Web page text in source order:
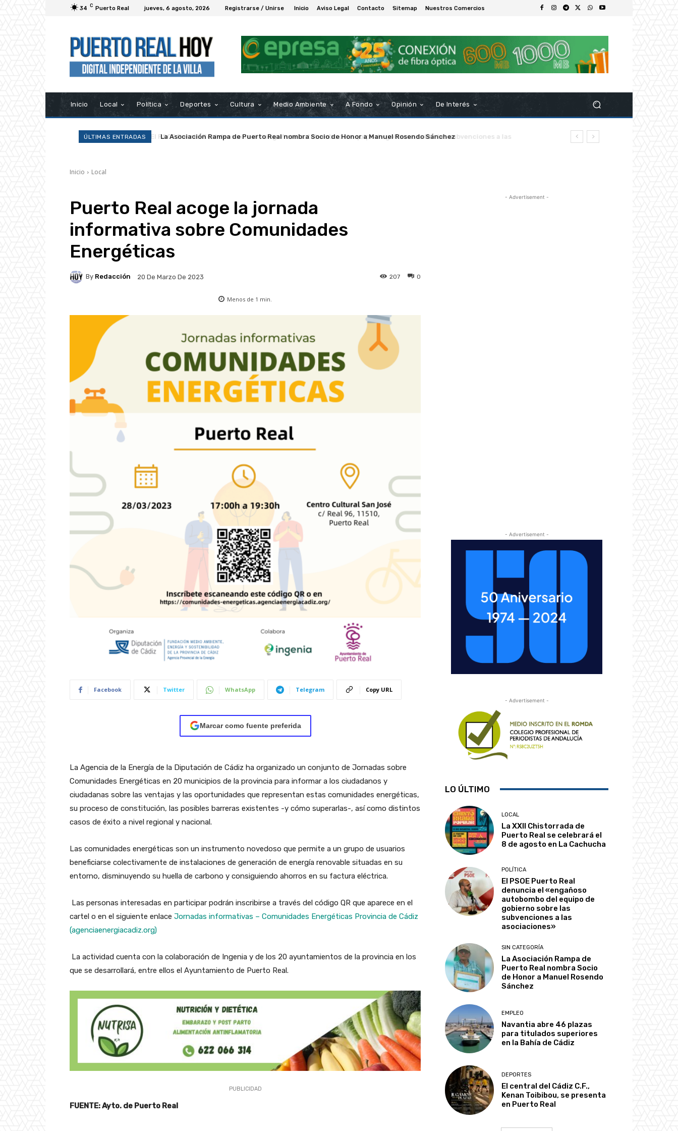
34 C Puerto Real jueves, 6 agosto, 2026 Registrarse / Unirse Inicio Aviso Legal Contacto Sitemap Nuestros Comercios
Inicio Local Política Deportes Cultura Medio Ambiente A Fondo Opinión De Interés
ÚLTIMAS ENTRADAS La Asociación Rampa de Puerto Real nombra Socio de Honor a Manuel Rosendo Sánchez
Inicio Local
Puerto Real acoge la jornada
informativa sobre Comunidades
Energéticas
By Redacción 20 De Marzo De 2023 0
207
Menos de 1 min.
Facebook Twitter WhatsApp Telegram Copy URL
Marcar como fuente preferida
La Agencia de la Energía de la Diputación de Cádiz ha organizado un conjunto de Jornadas sobre
Comunidades Energéticas en 20 municipios de la provincia para informar a los ciudadanos y
ciudadanas sobre las ventajas y las oportunidades que representan estas comunidades energéticas,
su proceso de constitución, las posibles barreras existentes -y cómo superarlas-, así como distintos
casos de éxito a nivel regional y nacional.
Las comunidades energéticas son un instrumento novedoso que permite a un grupo de usuarios
beneficiarse colectivamente de instalaciones de generación de energía renovable situadas en su
entorno, disminuyendo su huella de carbono y consiguiendo ahorros en su factura eléctrica.
Las personas interesadas en participar podrán inscribirse a través del código QR que aparece en el
cartel o en el siguiente enlace Jornadas informativas – Comunidades Energéticas Provincia de Cádiz
(agenciaenergiacadiz.org)
La actividad cuenta con la colaboración de Ingenia y de los 20 ayuntamientos de la provincia en los
que se desarrollará, entre ellos el Ayuntamiento de Puerto Real.
PUBLICIDAD
FUENTE: Ayto. de Puerto Real
- Advertisement -
- Advertisement -
- Advertisement -
LO ÚLTIMO
LOCAL
La XXII Chistorrada de
Puerto Real se celebrará el
8 de agosto en La Cachucha
POLÍTICA
El PSOE Puerto Real
denuncia el «engañoso
autobombo del equipo de
gobierno sobre las
subvenciones a las
asociaciones»
SIN CATEGORÍA
La Asociación Rampa de
Puerto Real nombra Socio
de Honor a Manuel Rosendo
Sánchez
EMPLEO
Navantia abre 46 plazas
para titulados superiores
en la Bahía de Cádiz
DEPORTES
El central del Cádiz C.F.,
Kenan Toibibou, se presenta
en Puerto Real